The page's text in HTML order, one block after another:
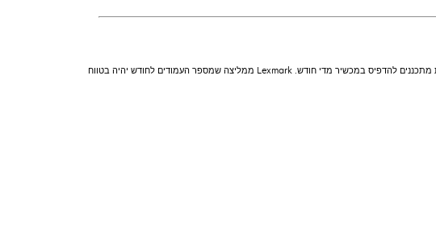
"נפח דף חודשי מומלץ" הוא טווח של דפים המסייעים ללקוחות להעריך את הצעות המוצרים של Lexmark בהתבסס על המספר הממוצע של דפים שהלקוחות מתכננים להדפיס במכשיר מדי חודש. Lexmark ממליצה שמספר העמודים לחודש יהיה בטווח